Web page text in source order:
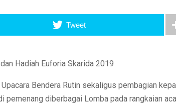
Tweet
Hadiah Euforia Skarida 2019
Bendera Rutin sekaligus pembagian
diberbagai Lomba pada rangkaian